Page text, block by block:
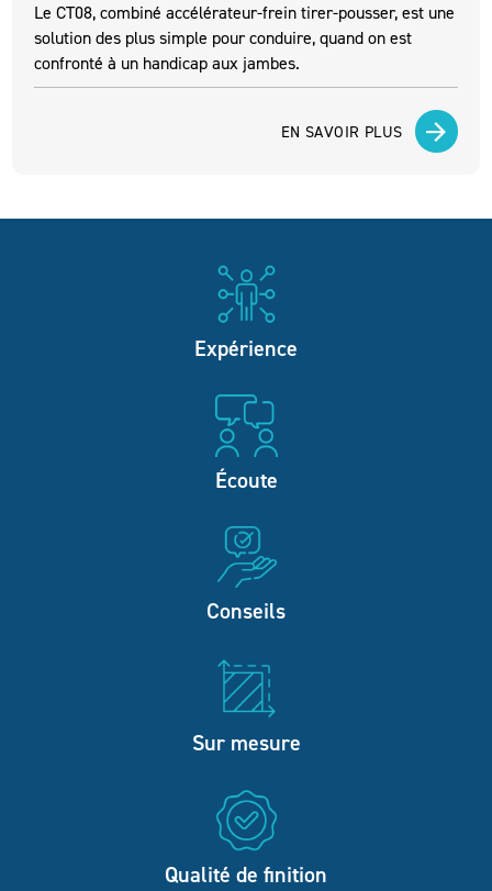
Le CT08, combiné accélérateur-frein tirer-pousser, est une
solution des plus simple pour conduire, quand on est
confronté à un handicap aux jambes.
EN SAVOIR PLUS
Expérience
Écoute
Conseils
Sur mesure
Qualité de finition